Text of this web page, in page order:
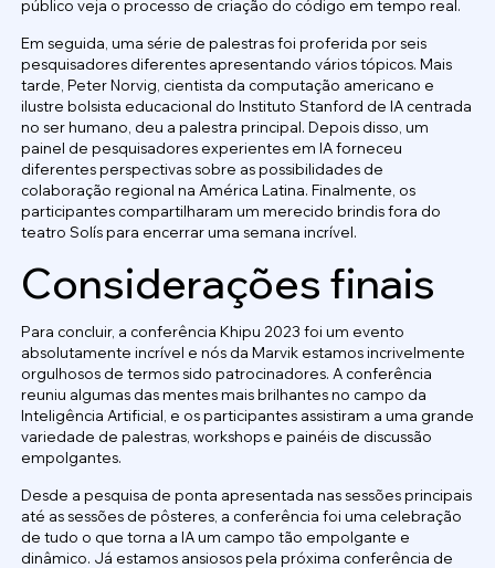
público veja o processo de criação do código em tempo real.
Em seguida, uma série de palestras foi proferida por seis
pesquisadores diferentes apresentando vários tópicos. Mais
tarde, Peter Norvig, cientista da computação americano e
ilustre bolsista educacional do Instituto Stanford de IA centrada
no ser humano, deu a palestra principal. Depois disso, um
painel de pesquisadores experientes em IA forneceu
diferentes perspectivas sobre as possibilidades de
colaboração regional na América Latina. Finalmente, os
participantes compartilharam um merecido brindis fora do
teatro Solís para encerrar uma semana incrível.
Considerações finais
Para concluir, a conferência Khipu 2023 foi um evento
absolutamente incrível e nós da Marvik estamos incrivelmente
orgulhosos de termos sido patrocinadores. A conferência
reuniu algumas das mentes mais brilhantes no campo da
Inteligência Artificial, e os participantes assistiram a uma grande
variedade de palestras, workshops e painéis de discussão
empolgantes.
Desde a pesquisa de ponta apresentada nas sessões principais
até as sessões de pôsteres, a conferência foi uma celebração
de tudo o que torna a IA um campo tão empolgante e
dinâmico. Já estamos ansiosos pela próxima conferência de